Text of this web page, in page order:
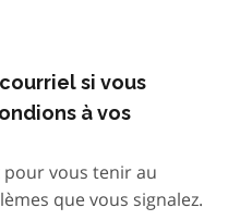
si vous
à vos
vous tenir au
que vous signalez.